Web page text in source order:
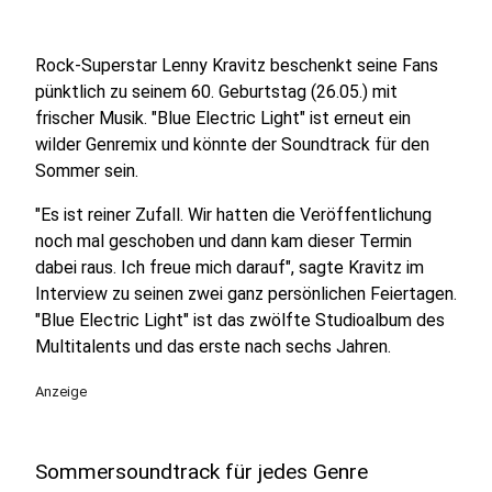
Rock-Superstar Lenny Kravitz beschenkt seine Fans
pünktlich zu seinem 60. Geburtstag (26.05.) mit
frischer Musik. "Blue Electric Light" ist erneut ein
wilder Genremix und könnte der Soundtrack für den
Sommer sein.
"Es ist reiner Zufall. Wir hatten die Veröffentlichung
noch mal geschoben und dann kam dieser Termin
dabei raus. Ich freue mich darauf", sagte Kravitz im
Interview zu seinen zwei ganz persönlichen Feiertagen.
"Blue Electric Light" ist das zwölfte Studioalbum des
Multitalents und das erste nach sechs Jahren.
Anzeige
Sommersoundtrack für jedes Genre